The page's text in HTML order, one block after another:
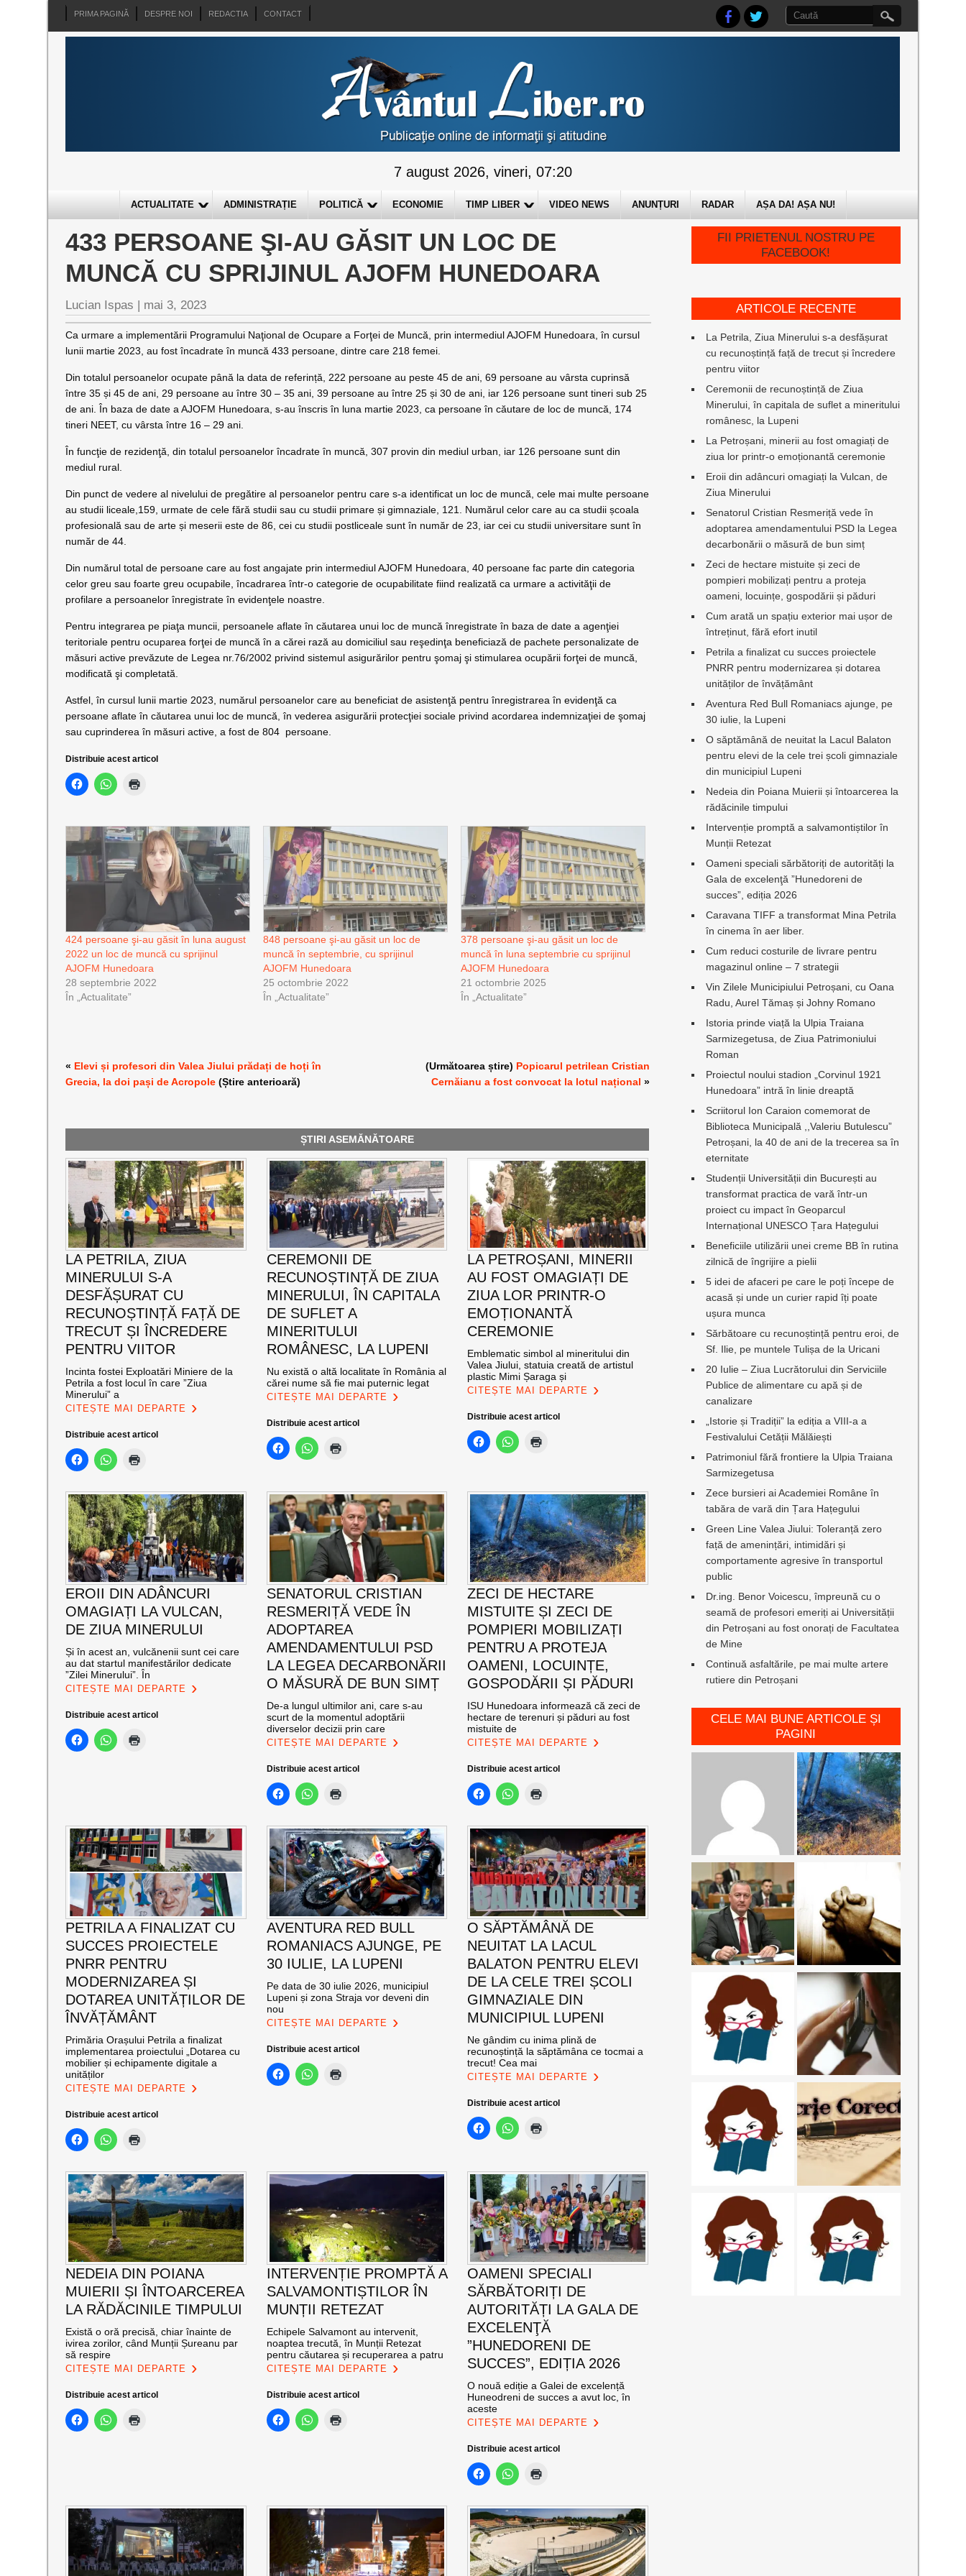
PRIMA PAGINĂ DESPRE NOI REDACTIA CONTACT
7 august 2026, vineri, 07:20
ACTUALITATE ADMINISTRAȚIE POLITICĂ ECONOMIE TIMP LIBER VIDEO NEWS ANUNȚURI RADAR AȘA DA! AȘA NU!
433 PERSOANE ŞI-AU GĂSIT UN LOC DE
MUNCĂ CU SPRIJINUL AJOFM HUNEDOARA
Lucian Ispas | mai 3, 2023
Ca urmare a implementării Programului Naţional de Ocupare a Forţei de Muncă, prin intermediul AJOFM Hunedoara, în cursul
lunii martie 2023, au fost încadrate în muncă 433 persoane, dintre care 218 femei.
Din totalul persoanelor ocupate până la data de referință, 222 persoane au peste 45 de ani, 69 persoane au vârsta cuprinsă
între 35 și 45 de ani, 29 persoane au între 30 – 35 ani, 39 persoane au între 25 și 30 de ani, iar 126 persoane sunt tineri sub 25
de ani. În baza de date a AJOFM Hunedoara, s-au înscris în luna martie 2023, ca persoane în căutare de loc de muncă, 174
tineri NEET, cu vârsta între 16 – 29 ani.
În funcţie de rezidenţă, din totalul persoanelor încadrate în muncă, 307 provin din mediul urban, iar 126 persoane sunt din
mediul rural.
Din punct de vedere al nivelului de pregătire al persoanelor pentru care s-a identificat un loc de muncă, cele mai multe persoane
au studii liceale,159, urmate de cele fără studii sau cu studii primare și gimnaziale, 121. Numărul celor care au ca studii școala
profesională sau de arte și meserii este de 86, cei cu studii postliceale sunt în număr de 23, iar cei cu studii universitare sunt în
număr de 44.
Din numărul total de persoane care au fost angajate prin intermediul AJOFM Hunedoara, 40 persoane fac parte din categoria
celor greu sau foarte greu ocupabile, încadrarea într-o categorie de ocupabilitate fiind realizată ca urmare a activităţii de
profilare a persoanelor înregistrate în evidenţele noastre.
Pentru integrarea pe piaţa muncii, persoanele aflate în căutarea unui loc de muncă înregistrate în baza de date a agenţiei
teritoriale pentru ocuparea forţei de muncă în a cărei rază au domiciliul sau reşedinţa beneficiază de pachete personalizate de
măsuri active prevăzute de Legea nr.76/2002 privind sistemul asigurărilor pentru şomaj şi stimularea ocupării forţei de muncă,
modificată şi completată.
Astfel, în cursul lunii martie 2023, numărul persoanelor care au beneficiat de asistenţă pentru înregistrarea în evidenţă ca
persoane aflate în căutarea unui loc de muncă, în vederea asigurării protecţiei sociale privind acordarea indemnizaţiei de şomaj
sau cuprinderea în măsuri active, a fost de 804 persoane.
Distribuie acest articol
424 persoane şi-au găsit în luna august
2022 un loc de muncă cu sprijinul
AJOFM Hunedoara
28 septembrie 2022
În „Actualitate”
848 persoane şi-au găsit un loc de
muncă în septembrie, cu sprijinul
AJOFM Hunedoara
25 octombrie 2022
În „Actualitate”
378 persoane şi-au găsit un loc de
muncă în luna septembrie cu sprijinul
AJOFM Hunedoara
21 octombrie 2025
În „Actualitate”
« Elevi și profesori din Valea Jiului prădați de hoți în
Grecia, la doi pași de Acropole (Știre anterioară)
(Următoarea știre) Popicarul petrilean Cristian
Cernăianu a fost convocat la lotul național »
ȘTIRI ASEMĂNĂTOARE
LA PETRILA, ZIUA
MINERULUI S-A
DESFĂȘURAT CU
RECUNOȘTINȚĂ FAȚĂ DE
TRECUT ȘI ÎNCREDERE
PENTRU VIITOR
Incinta fostei Exploatări Miniere de la
Petrila a fost locul în care ”Ziua
Minerului” a
CITEȘTE MAI DEPARTE
Distribuie acest articol
CEREMONII DE
RECUNOȘTINȚĂ DE ZIUA
MINERULUI, ÎN CAPITALA
DE SUFLET A
MINERITULUI
ROMÂNESC, LA LUPENI
Nu există o altă localitate în România al
cărei nume să fie mai puternic legat
CITEȘTE MAI DEPARTE
Distribuie acest articol
LA PETROȘANI, MINERII
AU FOST OMAGIAȚI DE
ZIUA LOR PRINTR-O
EMOȚIONANTĂ
CEREMONIE
Emblematic simbol al mineritului din
Valea Jiului, statuia creată de artistul
plastic Mimi Șaraga și
CITEȘTE MAI DEPARTE
Distribuie acest articol
EROII DIN ADÂNCURI
OMAGIAȚI LA VULCAN,
DE ZIUA MINERULUI
Și în acest an, vulcănenii sunt cei care
au dat startul manifestărilor dedicate
”Zilei Minerului”. În
CITEȘTE MAI DEPARTE
Distribuie acest articol
SENATORUL CRISTIAN
RESMERIȚĂ VEDE ÎN
ADOPTAREA
AMENDAMENTULUI PSD
LA LEGEA DECARBONĂRII
O MĂSURĂ DE BUN SIMȚ
De-a lungul ultimilor ani, care s-au
scurt de la momentul adoptării
diverselor decizii prin care
CITEȘTE MAI DEPARTE
Distribuie acest articol
ZECI DE HECTARE
MISTUITE ȘI ZECI DE
POMPIERI MOBILIZAȚI
PENTRU A PROTEJA
OAMENI, LOCUINȚE,
GOSPODĂRII ȘI PĂDURI
ISU Hunedoara informează că zeci de
hectare de terenuri și păduri au fost
mistuite de
CITEȘTE MAI DEPARTE
Distribuie acest articol
PETRILA A FINALIZAT CU
SUCCES PROIECTELE
PNRR PENTRU
MODERNIZAREA ȘI
DOTAREA UNITĂȚILOR DE
ÎNVĂȚĂMÂNT
Primăria Orașului Petrila a finalizat
implementarea proiectului „Dotarea cu
mobilier și echipamente digitale a
unităților
CITEȘTE MAI DEPARTE
Distribuie acest articol
AVENTURA RED BULL
ROMANIACS AJUNGE, PE
30 IULIE, LA LUPENI
Pe data de 30 iulie 2026, municipiul
Lupeni și zona Straja vor deveni din
nou
CITEȘTE MAI DEPARTE
Distribuie acest articol
O SĂPTĂMÂNĂ DE
NEUITAT LA LACUL
BALATON PENTRU ELEVI
DE LA CELE TREI ȘCOLI
GIMNAZIALE DIN
MUNICIPIUL LUPENI
Ne gândim cu inima plină de
recunoștință la săptămâna ce tocmai a
trecut! Cea mai
CITEȘTE MAI DEPARTE
Distribuie acest articol
NEDEIA DIN POIANA
MUIERII ȘI ÎNTOARCEREA
LA RĂDĂCINILE TIMPULUI
Există o oră precisă, chiar înainte de
ivirea zorilor, când Munții Șureanu par
să respire
CITEȘTE MAI DEPARTE
Distribuie acest articol
INTERVENȚIE PROMPTĂ A
SALVAMONTIȘTILOR ÎN
MUNȚII RETEZAT
Echipele Salvamont au intervenit,
noaptea trecută, în Munții Retezat
pentru căutarea și recuperarea a patru
CITEȘTE MAI DEPARTE
Distribuie acest articol
OAMENI SPECIALI
SĂRBĂTORIȚI DE
AUTORITĂȚI LA GALA DE
EXCELENŢĂ
”HUNEDORENI DE
SUCCES”, EDIȚIA 2026
O nouă ediție a Galei de excelență
Huneodreni de succes a avut loc, în
aceste
CITEȘTE MAI DEPARTE
Distribuie acest articol
FII PRIETENUL NOSTRU PE
FACEBOOK!
ARTICOLE RECENTE
La Petrila, Ziua Minerului s-a desfășurat
cu recunoștință față de trecut și încredere
pentru viitor
Ceremonii de recunoștință de Ziua
Minerului, în capitala de suflet a mineritului
românesc, la Lupeni
La Petroșani, minerii au fost omagiați de
ziua lor printr-o emoționantă ceremonie
Eroii din adâncuri omagiați la Vulcan, de
Ziua Minerului
Senatorul Cristian Resmeriță vede în
adoptarea amendamentului PSD la Legea
decarbonării o măsură de bun simț
Zeci de hectare mistuite și zeci de
pompieri mobilizați pentru a proteja
oameni, locuințe, gospodării și păduri
Cum arată un spațiu exterior mai ușor de
întreținut, fără efort inutil
Petrila a finalizat cu succes proiectele
PNRR pentru modernizarea și dotarea
unităților de învățământ
Aventura Red Bull Romaniacs ajunge, pe
30 iulie, la Lupeni
O săptămână de neuitat la Lacul Balaton
pentru elevi de la cele trei școli gimnaziale
din municipiul Lupeni
Nedeia din Poiana Muierii și întoarcerea la
rădăcinile timpului
Intervenție promptă a salvamontiștilor în
Munții Retezat
Oameni speciali sărbătoriți de autorități la
Gala de excelenţă ”Hunedoreni de
succes”, ediția 2026
Caravana TIFF a transformat Mina Petrila
în cinema în aer liber.
Cum reduci costurile de livrare pentru
magazinul online – 7 strategii
Vin Zilele Municipiului Petroșani, cu Oana
Radu, Aurel Tămaș și Johny Romano
Istoria prinde viață la Ulpia Traiana
Sarmizegetusa, de Ziua Patrimoniului
Roman
Proiectul noului stadion „Corvinul 1921
Hunedoara” intră în linie dreaptă
Scriitorul Ion Caraion comemorat de
Biblioteca Municipală ,,Valeriu Butulescu”
Petroșani, la 40 de ani de la trecerea sa în
eternitate
Studenții Universității din București au
transformat practica de vară într-un
proiect cu impact în Geoparcul
Internațional UNESCO Țara Hațegului
Beneficiile utilizării unei creme BB în rutina
zilnică de îngrijire a pielii
5 idei de afaceri pe care le poți începe de
acasă și unde un curier rapid îți poate
ușura munca
Sărbătoare cu recunoștință pentru eroi, de
Sf. Ilie, pe muntele Tulișa de la Uricani
20 Iulie – Ziua Lucrătorului din Serviciile
Publice de alimentare cu apă și de
canalizare
„Istorie și Tradiții” la ediția a VIII-a a
Festivalului Cetății Mălăiești
Patrimoniul fără frontiere la Ulpia Traiana
Sarmizegetusa
Zece bursieri ai Academiei Române în
tabăra de vară din Țara Hațegului
Green Line Valea Jiului: Toleranță zero
față de amenințări, intimidări și
comportamente agresive în transportul
public
Dr.ing. Benor Voicescu, împreună cu o
seamă de profesori emeriți ai Universității
din Petroșani au fost onorați de Facultatea
de Mine
Continuă asfaltările, pe mai multe artere
rutiere din Petroșani
CELE MAI BUNE ARTICOLE ȘI
PAGINI